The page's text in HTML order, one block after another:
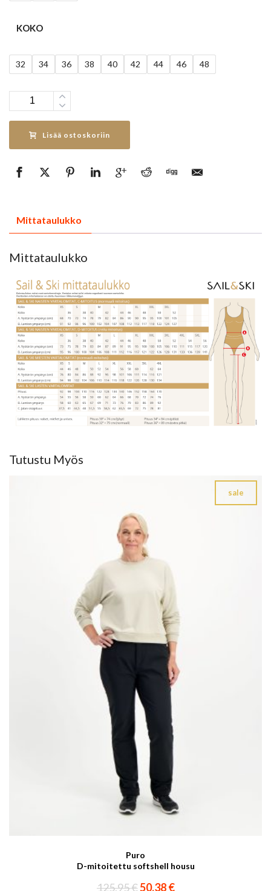
KOKO
32 34 36 38 40 42 44 46 48
Määrä
Lisää ostoskoriin
Mittataulukko
Mittataulukko
Tutustu Myös
sale
Puro
D-mitoitettu softshell housu
125,95€ Alkuperäinen
50,38€Nykyinen